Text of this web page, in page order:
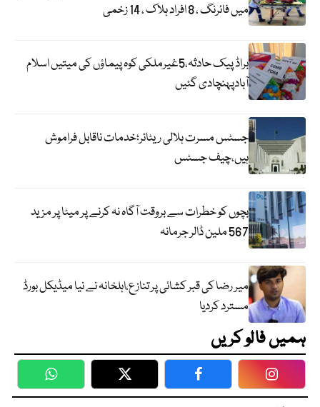
میں فائرنگ ، 8 افراد ہلاک ، 14 زخمی
براڈ پیک حادثہ،5غیرملکی کوہ پیماؤں کی میتیں اسلام
آبادپہنچادی گئیں
جسٹس مسرت ہلالی ریٹائر؛خدمات ناقابل فراموش
ہیں،چیف جسٹس
بچوں کو خطرات سے بروقت آگاہ نہ کرنے پر میٹا پر مزید
567 ملین ڈالر جرمانہ
میر رضا کی قبر کشائی پر تنازع،اہلخانہ نے نیا میڈیکل بورڈ
مسترد کردیا
ہمیں فالو کریں
WhatsApp Twitter Facebook